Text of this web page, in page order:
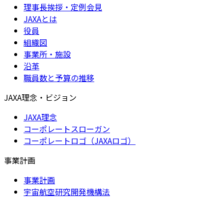
理事長挨拶・定例会見
JAXAとは
役員
組織図
事業所・施設
沿革
職員数と予算の推移
JAXA理念・ビジョン
JAXA理念
コーポレートスローガン
コーポレートロゴ（JAXAロゴ）
事業計画
事業計画
宇宙航空研究開発機構法